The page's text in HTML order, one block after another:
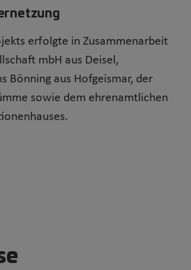
erfolgte in Zusammenarbeit
mbH aus Deisel,
Bönning aus Hofgeismar, der
sowie dem ehrenamtlichen